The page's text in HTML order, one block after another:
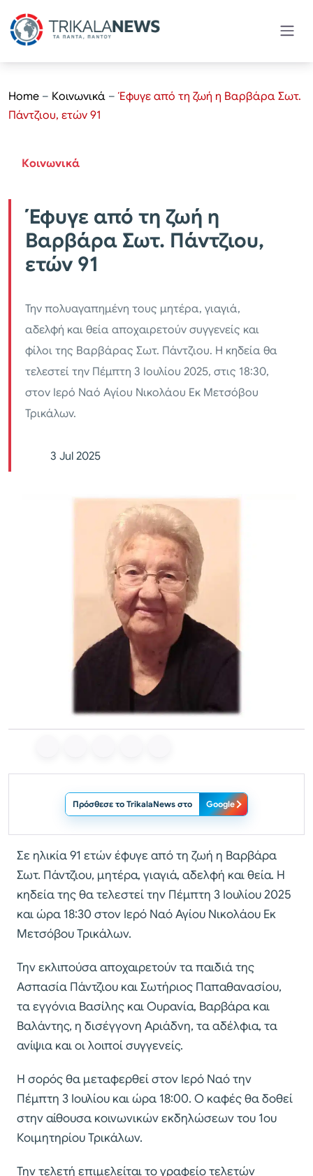
Home – Κοινωνικά – Έφυγε από τη ζωή η Βαρβάρα Σωτ.
Πάντζιου, ετών 91
Κοινωνικά
Έφυγε από τη ζωή η
Βαρβάρα Σωτ. Πάντζιου,
ετών 91
Την πολυαγαπημένη τους μητέρα, γιαγιά,
αδελφή και θεία αποχαιρετούν συγγενείς και
φίλοι της Βαρβάρας Σωτ. Πάντζιου. Η κηδεία θα
τελεστεί την Πέμπτη 3 Ιουλίου 2025, στις 18:30,
στον Ιερό Ναό Αγίου Νικολάου Εκ Μετσόβου
Τρικάλων.
3 Jul 2025
Πρόσθεσε το TrikalaNews στο Google
Σε ηλικία 91 ετών έφυγε από τη ζωή η Βαρβάρα
Σωτ. Πάντζιου, μητέρα, γιαγιά, αδελφή και θεία. Η
κηδεία της θα τελεστεί την Πέμπτη 3 Ιουλίου 2025
και ώρα 18:30 στον Ιερό Ναό Αγίου Νικολάου Εκ
Μετσόβου Τρικάλων.
Την εκλιπούσα αποχαιρετούν τα παιδιά της
Ασπασία Πάντζιου και Σωτήριος Παπαθανασίου,
τα εγγόνια Βασίλης και Ουρανία, Βαρβάρα και
Βαλάντης, η δισέγγονη Αριάδνη, τα αδέλφια, τα
ανίψια και οι λοιποί συγγενείς.
Η σορός θα μεταφερθεί στον Ιερό Ναό την
Πέμπτη 3 Ιουλίου και ώρα 18:00. Ο καφές θα δοθεί
στην αίθουσα κοινωνικών εκδηλώσεων του 1ου
Κοιμητηρίου Τρικάλων.
Την τελετή επιμελείται το γραφείο τελετών